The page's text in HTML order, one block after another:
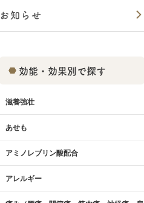
お知らせ
効能・効果別で探す
滋養強壮
あせも
アミノレブリン酸配合
アレルギー